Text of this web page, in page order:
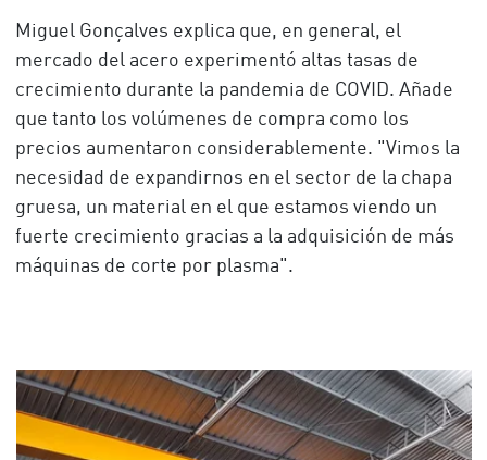
Miguel Gonçalves explica que, en general, el
mercado del acero experimentó altas tasas de
crecimiento durante la pandemia de COVID. Añade
que tanto los volúmenes de compra como los
precios aumentaron considerablemente. "Vimos la
necesidad de expandirnos en el sector de la chapa
gruesa, un material en el que estamos viendo un
fuerte crecimiento gracias a la adquisición de más
máquinas de corte por plasma".